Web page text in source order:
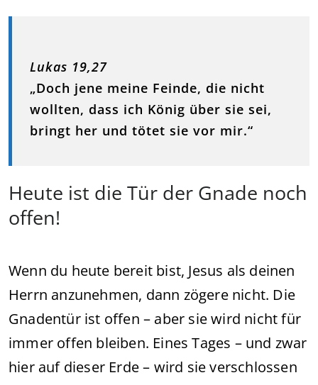
Lukas 19,27
„Doch jene meine Feinde, die nicht
wollten, dass ich König über sie sei,
bringt her und tötet sie vor mir.“
Heute ist die Tür der Gnade noch
offen!
Wenn du heute bereit bist, Jesus als deinen
Herrn anzunehmen, dann zögere nicht. Die
Gnadentür ist offen – aber sie wird nicht für
immer offen bleiben. Eines Tages – und zwar
hier auf dieser Erde – wird sie verschlossen